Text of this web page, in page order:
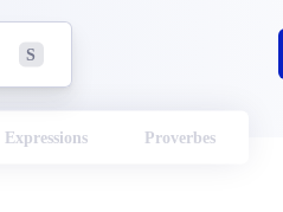
S
Expressions Proverbes